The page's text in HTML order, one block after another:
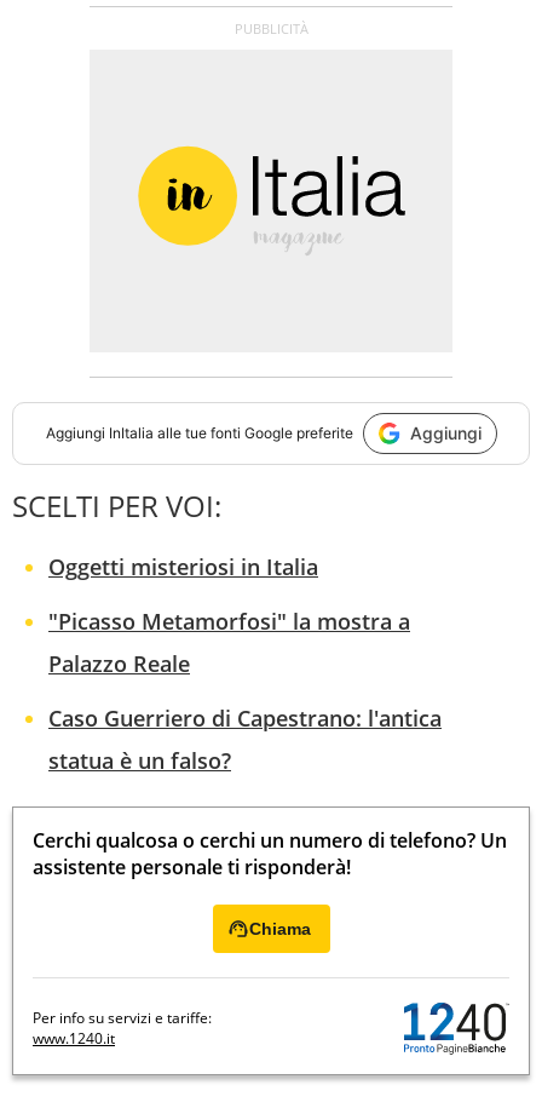
Aggiungi InItalia alle tue fonti Google preferite Aggiungi
SCELTI PER VOI:
Oggetti misteriosi in Italia
"Picasso Metamorfosi" la mostra a
Palazzo Reale
Caso Guerriero di Capestrano: l'antica
statua è un falso?
Cerchi qualcosa o cerchi un numero di telefono? Un
assistente personale ti risponderà!
Chiama
Per info su servizi e tariffe:
www.1240.it